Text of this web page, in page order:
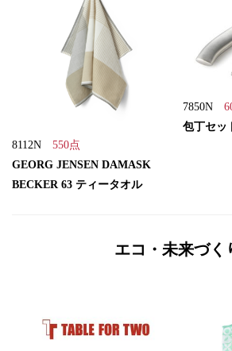
8112N 550点
GEORG JENSEN DAMASK
BECKER 63 ティータオル
7850N
包丁セッ
エコ・未来づく